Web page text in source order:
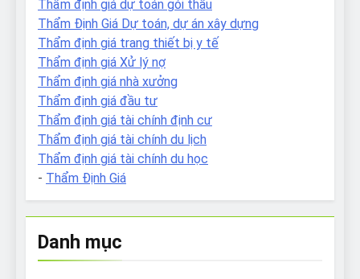
Thẩm định giá dự toán gói thầu
Thẩm Định Giá Dự toán, dự án xây dựng
Thẩm định giá trang thiết bị y tế
Thẩm định giá Xử lý nợ
Thẩm định giá nhà xưởng
Thẩm định giá đầu tư
Thẩm định giá tài chính định cư
Thẩm định giá tài chính du lịch
Thẩm định giá tài chính du học
- Thẩm Định Giá
Danh mục